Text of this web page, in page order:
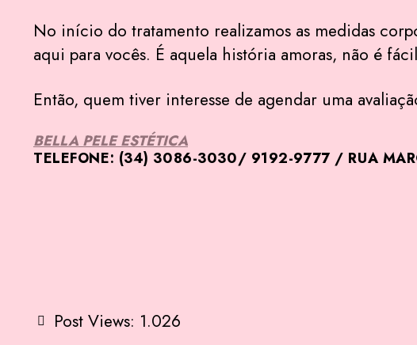
No início do tratamento realizamos as medidas
aqui para vocês. É aquela história amoras, não é
Então, quem tiver interesse de agendar uma
BELLA PELE ESTÉTICA
TELEFONE: (34) 3086-3030/ 9192-9777 / RUA
Post Views: 1.026